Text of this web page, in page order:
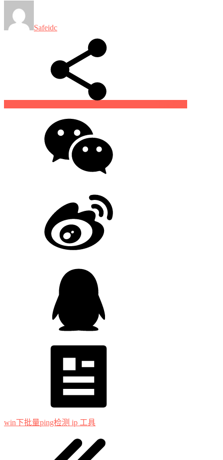
Safeidc
win下批量ping检测 ip 工具